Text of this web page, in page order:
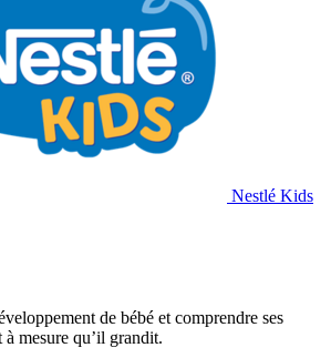
Nestlé Kids
de bébé et comprendre ses
à mesure qu’il grandit.